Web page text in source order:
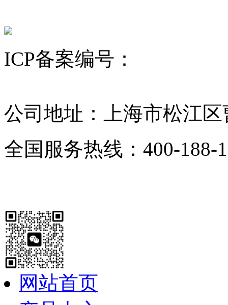
ICP备案编号：
公司地址：上海市松江区
全国服务热线：400-188-
网站首页